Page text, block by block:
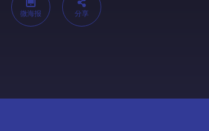
微海报 分享